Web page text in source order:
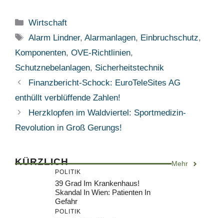
Kategorien
Wirtschaft
Schlagwörter
Alarm Lindner,Alarmanlagen, Einbruchschutz,
Komponenten, OVE-Richtlinien,
Schutznebelanlagen, Sicherheitstechnik
Finanzbericht-Schock: EuroTeleSites AG
enthüllt verblüffende Zahlen!
Herzklopfen im Waldviertel: Sportmedizin-
Revolution in Groß Gerungs!
KÜRZLICH Mehr
POLITIK
39 Grad Im Krankenhaus!
Skandal In Wien: Patienten In
Gefahr
POLITIK